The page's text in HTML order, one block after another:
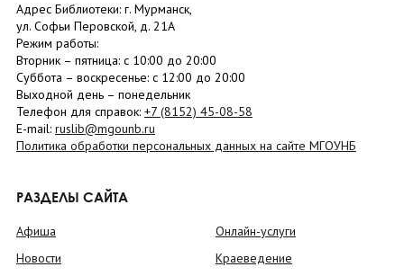
Адрес Библиотеки: г. Мурманск,
ул. Софьи Перовской, д. 21А
Режим работы:
Вторник – пятница: с 10:00 до 20:00
Суббота – воскресенье: c 12:00 до 20:00
Выходной день – понедельник
Телефон для справок: +7 (8152) 45-08-58
E-mail: ruslib@mgounb.ru
Политика обработки персональных данных на сайте МГОУНБ
РАЗДЕЛЫ САЙТА
Афиша
Новости
Онлайн-услуги
Краеведение